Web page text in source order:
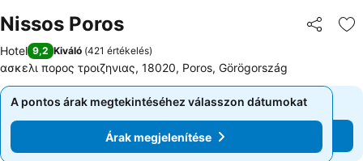
Nissos Poros
Hotel 9,2 Kiváló (421 értékelés)
ασκελι πορος τροιζηνιας, 18020, Poros, Görögország
A pontos árak megtekintéséhez válasszon dátumokat
Árak megjelenítése
A pontos árak megtekintéséhez válasszon dátumokat
Árak megjelenítése